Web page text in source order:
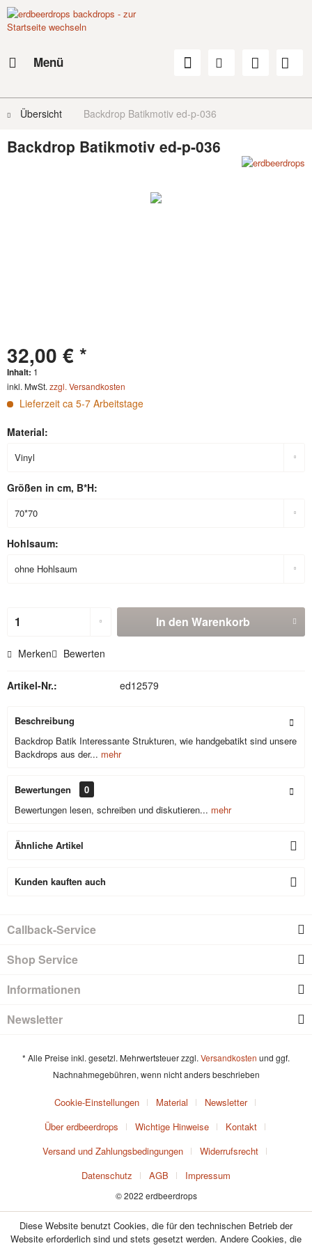
Menü
Übersicht Backdrop Batikmotiv ed-p-036
Backdrop Batikmotiv ed-p-036
32,00 € *
Inhalt: 1
inkl. MwSt. zzgl. Versandkosten
Lieferzeit ca 5-7 Arbeitstage
Material:
Größen in cm, B*H:
Hohlsaum:
In den Warenkorb
Merken Bewerten
Artikel-Nr.: ed12579
Beschreibung
Backdrop Batik Interessante Strukturen, wie handgebatikt sind unsere
Backdrops aus der... mehr
Bewertungen
0
Bewertungen lesen, schreiben und diskutieren... mehr
Ähnliche Artikel
Kunden kauften auch
Callback-Service
Shop Service
Informationen
Newsletter
* Alle Preise inkl. gesetzl. Mehrwertsteuer zzgl. Versandkosten und ggf.
Nachnahmegebühren, wenn nicht anders beschrieben
Cookie-Einstellungen Material
Newsletter
Über erdbeerdrops
Wichtige Hinweise
Kontakt
Versand und Zahlungsbedingungen
Widerrufsrecht
Datenschutz
AGB Impressum
© 2022 erdbeerdrops
Diese Website benutzt Cookies, die für den technischen Betrieb der
Website erforderlich sind und stets gesetzt werden. Andere Cookies, die